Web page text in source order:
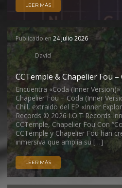
LEER MÁS
Publicado en 24 julio 2026
David
CCTemple & Chapelier Fou
Encuentra «Coda (Inner
Chapelier Fou – Coda (Inner
Chill, extraido del EP «Inner
Records © 2026 I.O.T Records
CCTemple, Chapelier Fou Con
CCTemple y Chapelier Fou han
inmersiva que amplía su […]
LEER MÁS